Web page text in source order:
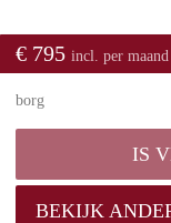
€ 795 incl. per maand
borg
IS
BEKIJK